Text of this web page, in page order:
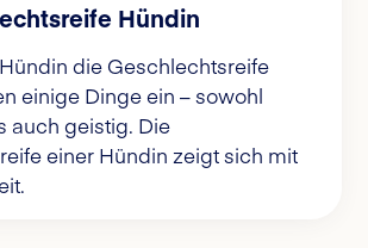
Hündin
die Geschlechtsreife
einige Dinge ein – sowohl
auch geistig. Die
einer Hündin zeigt sich mit